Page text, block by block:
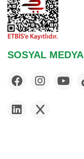
SOSYAL MEDYA